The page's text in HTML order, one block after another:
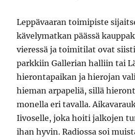
Leppävaaran toimipiste
kävelymatkan päässä
vieressä ja toimitilat ovat
parkkiin Gallerian halliin tai
hierontapaikan ja hierojan
hieman arpapeliä, sillä
monella eri tavalla.
Iivoselle, joka hoiti jalkojen
ihan hyvin. Radiossa soi